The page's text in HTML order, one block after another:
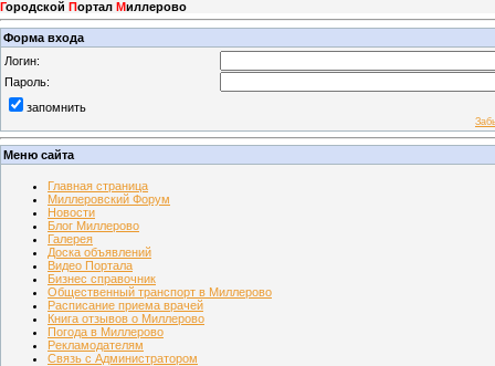
Городской Портал Миллерово
Форма входа
Логин:
Пароль:
запомнить
Меню сайта
Главная страница
Миллеровский Форум
Новости
Блог Миллерово
Галерея
Доска объявлений
Видео Портала
Бизнес справочник
Общественный транспорт в Миллерово
Расписание приема врачей
Книга отзывов о Миллерово
Погода в Миллерово
Рекламодателям
Связь с Администратором